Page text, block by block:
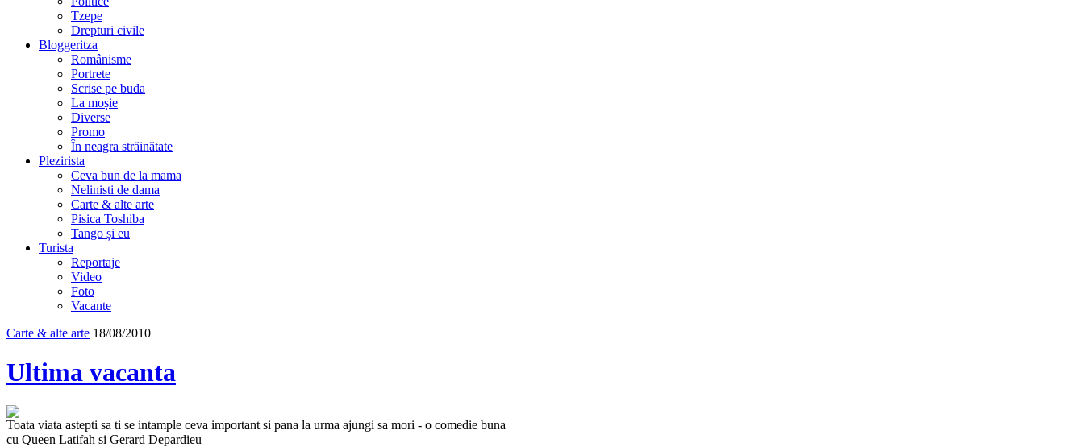
Tzepe
Drepturi civile
Bloggeritza
Românisme
Portrete
Scrise pe buda
La moșie
Diverse
Promo
În neagra străinătate
Plezirista
Ceva bun de la mama
Nelinisti de dama
Carte & alte arte
Pisica Toshiba
Tango și eu
Turista
Reportaje
Video
Foto
Vacante
Carte & alte arte 18/08/2010
Ultima vacanta
Toata viata astepti sa ti se intample ceva important si pana la urma ajungi sa mori - o comedie buna
cu Queen Latifah si Gerard Depardieu